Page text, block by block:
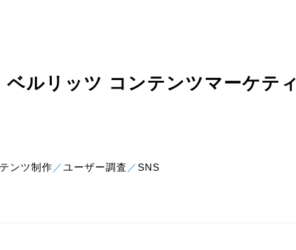
ルリッツ コンテンツマーケテ
ンツ制作 ユーザー調査 SNS